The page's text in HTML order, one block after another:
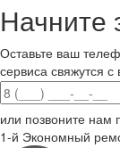
Начните
Оставьте ваш
сервиса свяжутся
или позвоните нам
1-й Экономный